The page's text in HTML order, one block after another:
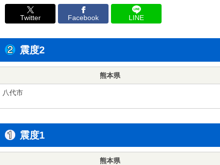
Twitter Facebook LINE
震度2
熊本県
八代市
震度1
熊本県